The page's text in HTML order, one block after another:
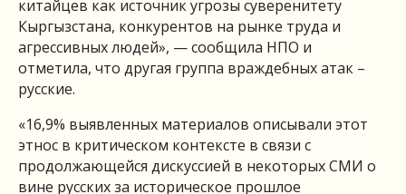
китайцев как источник угрозы суверенитету
Кыргызстана, конкурентов на рынке труда и
агрессивных людей», — сообщила НПО и
отметила, что другая группа враждебных атак –
русские.
«16,9% выявленных материалов описывали этот
этнос в критическом контексте в связи с
продолжающейся дискуссией в некоторых СМИ о
вине русских за историческое прошлое